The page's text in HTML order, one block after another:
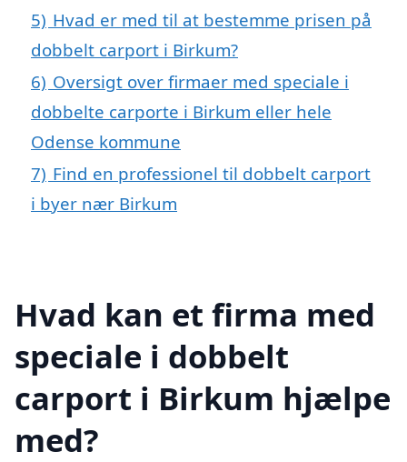
5) Hvad er med til at bestemme prisen på
dobbelt carport i Birkum?
6) Oversigt over firmaer med speciale i
dobbelte carporte i Birkum eller hele
Odense kommune
7) Find en professionel til dobbelt carport
i byer nær Birkum
Hvad kan et firma med
speciale i dobbelt
carport i Birkum hjælpe
med?